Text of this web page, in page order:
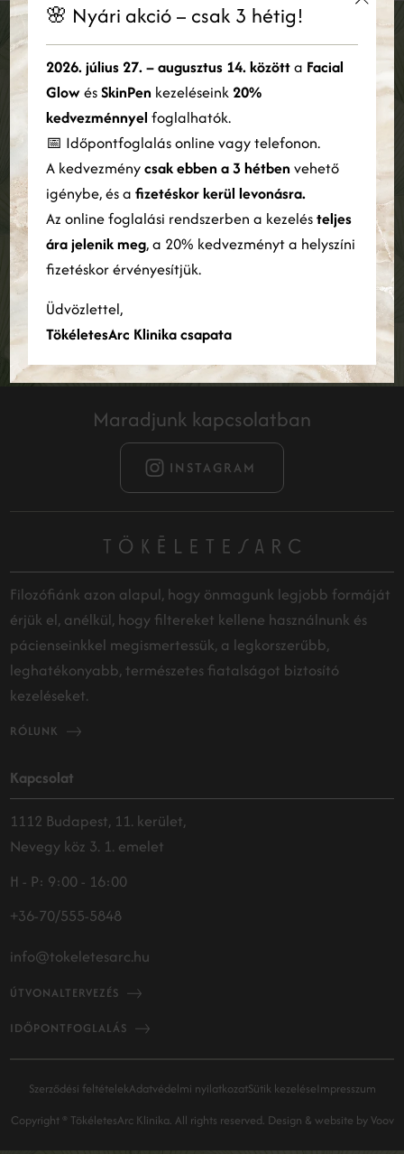
Iratkozz fel a Tökéletes Arc Klinika
hírlevelére!
Személyre szabott szépségtippek, egyedi ajánlatok
és exkluzív meghívók várnak Rád.
Legyél része a TökéletesArc közösségnek!
Elolvastam és elfogadom az
Maradjunk kapcsolatban
INSTAGRAM
Filozófiánk azon alapul, hogy önmagunk legjobb formáját
érjük el, anélkül, hogy filtereket kellene használnunk és
pácienseinkkel megismertessük, a legkorszerűbb,
leghatékonyabb, természetes fiatalságot biztosító
kezeléseket.
RÓLUNK
Kapcsolat
1112 Budapest, 11. kerület,
Nevegy köz 3. 1. emelet
H - P: 9:00 - 16:00
+36-70/555-5848
info@tokeletesarc.hu
ÚTVONALTERVEZÉS
IDŐPONTFOGLALÁS
Szerződési feltételekAdatvédelmi nyilatkozatSütik kezeléseImpresszum
Copyright ® TökéletesArc Klinika. All rights reserved. Design & website by Voov
🌸 Nyári akció – csak 3 hétig!
2026. július 27. – augusztus 14. közötta Facial
GlowésSkinPen kezeléseink 20%
kedvezménnyel foglalhatók.
📅 Időpontfoglalás online vagy telefonon.
A kedvezménycsak ebben a 3 hétben vehető
igénybe, és a fizetéskor kerül levonásra.
Az online foglalási rendszerben a kezelésteljes
ára jelenik meg, a 20% kedvezményt a helyszíni
fizetéskor érvényesítjük.
Üdvözlettel,
TökéletesArc Klinika csapata
Ez a weboldal sütiket használ
Cookie-kat használunk a tartalom, a hirdetések személyre
szabására és a forgalom elemzésére. Webhelyünk Ön általi
használatára vonatkozó információkat megosztjuk hirdetési és
elemző partnereinkkel is, akik egyesíthetik azokat más
információkkal, amelyeket Ön biztosított számukra, vagy
amelyeket a szolgáltatásaik Ön általi használatából gyűjtöttek
össze.
Bővebben
ÖSSZES ELFOGADÁSA
ÖSSZES ELUTASÍTÁSA